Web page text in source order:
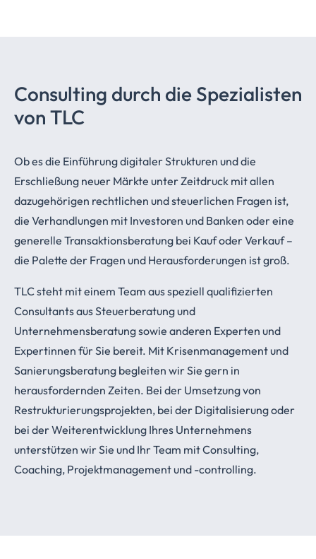
Consulting durch die Spezialisten
von TLC
Ob es die Einführung digitaler Strukturen und die
Erschließung neuer Märkte unter Zeitdruck mit allen
dazugehörigen rechtlichen und steuerlichen Fragen ist,
die Verhandlungen mit Investoren und Banken oder eine
generelle Transaktionsberatung bei Kauf oder Verkauf –
die Palette der Fragen und Herausforderungen ist groß.
TLC steht mit einem Team aus speziell qualifizierten
Consultants aus Steuerberatung und
Unternehmensberatung sowie anderen Experten und
Expertinnen für Sie bereit. Mit Krisenmanagement und
Sanierungsberatung begleiten wir Sie gern in
herausfordernden Zeiten. Bei der Umsetzung von
Restrukturierungsprojekten, bei der Digitalisierung oder
bei der Weiterentwicklung Ihres Unternehmens
unterstützen wir Sie und Ihr Team mit Consulting,
Coaching, Projektmanagement und -controlling.